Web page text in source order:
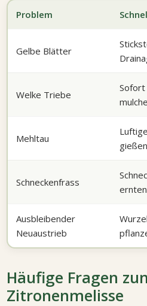
Problem
Gelbe Blätter
Welke Triebe
Sofort
Mehltau
gießen
Schneckenfrass
ernten
Ausbleibender
Neuaustrieb
Häufige Fragen
Zitronenmelisse